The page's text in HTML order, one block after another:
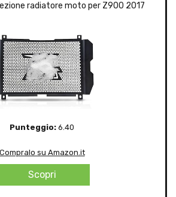
radiatore moto per Z900 2017
Punteggio: 6.40
Compralo su Amazon.it
Scopri